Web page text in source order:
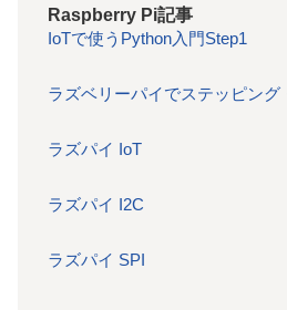
Raspberry Pi記事
IoTで使うPython入門Step1
ラズベリーパイでステッピング
ラズパイ IoT
ラズパイ I2C
ラズパイ SPI